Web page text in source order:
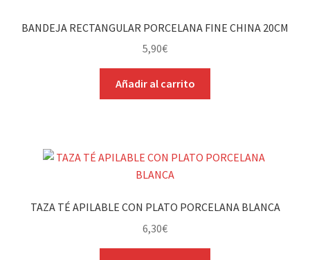
BANDEJA RECTANGULAR PORCELANA FINE CHINA 20CM
5,90€
Añadir al carrito
TAZA TÉ APILABLE CON PLATO PORCELANA BLANCA
6,30€